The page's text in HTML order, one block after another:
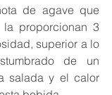
de agave que
la proporcionan 3
superior a lo
de un
salada y el calor